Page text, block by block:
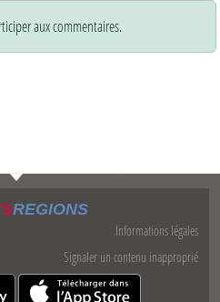
aux commentaires.
REGIONS
Informations légales
Signaler un contenu inapproprié